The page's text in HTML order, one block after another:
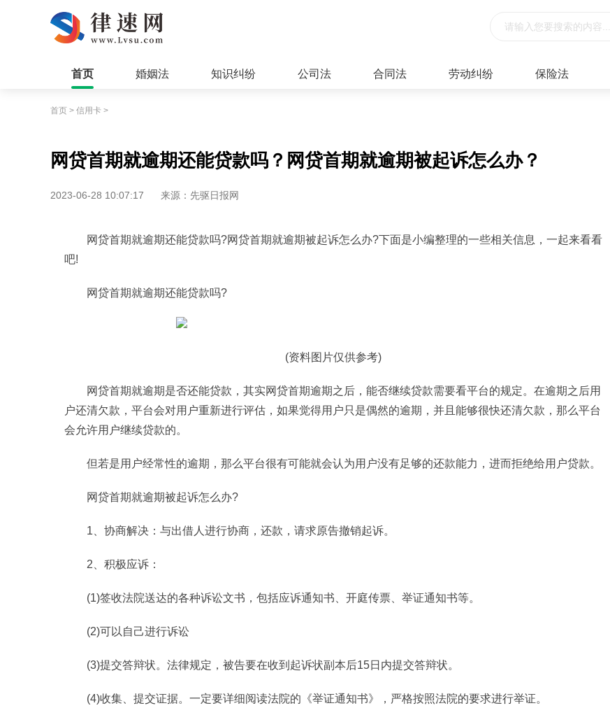
首页 婚姻法 知识纠纷 公司法 合同法 劳动纠纷 保险法
首页 > 信用卡 >
网贷首期就逾期还能贷款吗？网贷首期就逾期被起诉怎么办？
2023-06-28 10:07:17 来源：先驱日报网
网贷首期就逾期还能贷款吗?网贷首期就逾期被起诉怎么办?下面是小编整理的一些相关信息，一起来看看
吧!
网贷首期就逾期还能贷款吗?
(资料图片仅供参考)
网贷首期就逾期是否还能贷款，其实网贷首期逾期之后，能否继续贷款需要看平台的规定。在逾期之后用
户还清欠款，平台会对用户重新进行评估，如果觉得用户只是偶然的逾期，并且能够很快还清欠款，那么平台
会允许用户继续贷款的。
但若是用户经常性的逾期，那么平台很有可能就会认为用户没有足够的还款能力，进而拒绝给用户贷款。
网贷首期就逾期被起诉怎么办?
1、协商解决：与出借人进行协商，还款，请求原告撤销起诉。
2、积极应诉：
(1)签收法院送达的各种诉讼文书，包括应诉通知书、开庭传票、举证通知书等。
(2)可以自己进行诉讼
(3)提交答辩状。法律规定，被告要在收到起诉状副本后15日内提交答辩状。
(4)收集、提交证据。一定要详细阅读法院的《举证通知书》，严格按照法院的要求进行举证。